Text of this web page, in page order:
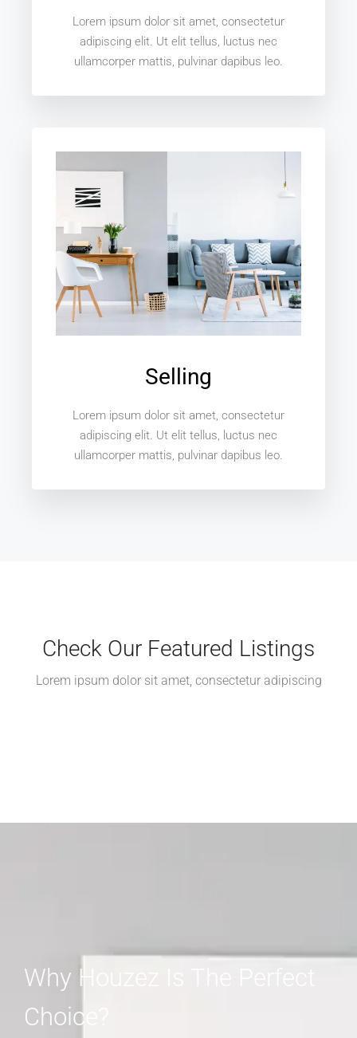
Lorem ipsum dolor sit amet, consectetur
adipiscing elit. Ut elit tellus, luctus nec
ullamcorper mattis, pulvinar dapibus leo.
Selling
Lorem ipsum dolor sit amet, consectetur
adipiscing elit. Ut elit tellus, luctus nec
ullamcorper mattis, pulvinar dapibus leo.
Check Our Featured Listings
Lorem ipsum dolor sit amet, consectetur adipiscing
Why Houzez Is The Perfect
Choice?